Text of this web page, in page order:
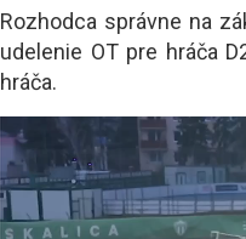
Rozhodca správne na
udelenie OT pre hráča
hráča.